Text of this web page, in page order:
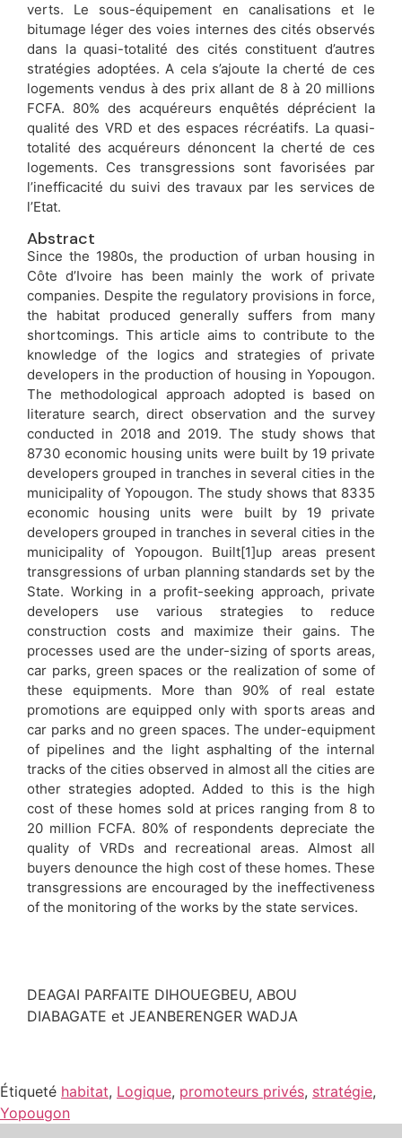
verts. Le sous-équipement en canalisations et le
bitumage léger des voies internes des cités observés
dans la quasi-totalité des cités constituent d’autres
stratégies adoptées. A cela s’ajoute la cherté de ces
logements vendus à des prix allant de 8 à 20 millions
FCFA. 80% des acquéreurs enquêtés déprécient la
qualité des VRD et des espaces récréatifs. La quasi-
totalité des acquéreurs dénoncent la cherté de ces
logements. Ces transgressions sont favorisées par
l’inefficacité du suivi des travaux par les services de
l’Etat.
Abstract
Since the 1980s, the production of urban housing in
Côte d’Ivoire has been mainly the work of private
companies. Despite the regulatory provisions in force,
the habitat produced generally suffers from many
shortcomings. This article aims to contribute to the
knowledge of the logics and strategies of private
developers in the production of housing in Yopougon.
The methodological approach adopted is based on
literature search, direct observation and the survey
conducted in 2018 and 2019. The study shows that
8730 economic housing units were built by 19 private
developers grouped in tranches in several cities in the
municipality of Yopougon. The study shows that 8335
economic housing units were built by 19 private
developers grouped in tranches in several cities in the
municipality of Yopougon. Built[1]up areas present
transgressions of urban planning standards set by the
State. Working in a profit-seeking approach, private
developers use various strategies to reduce
construction costs and maximize their gains. The
processes used are the under-sizing of sports areas,
car parks, green spaces or the realization of some of
these equipments. More than 90% of real estate
promotions are equipped only with sports areas and
car parks and no green spaces. The under-equipment
of pipelines and the light asphalting of the internal
tracks of the cities observed in almost all the cities are
other strategies adopted. Added to this is the high
cost of these homes sold at prices ranging from 8 to
20 million FCFA. 80% of respondents depreciate the
quality of VRDs and recreational areas. Almost all
buyers denounce the high cost of these homes. These
transgressions are encouraged by the ineffectiveness
of the monitoring of the works by the state services.
DEAGAI PARFAITE DIHOUEGBEU, ABOU
DIABAGATE et JEANBERENGER WADJA
Étiqueté habitat, Logique, promoteurs privés, stratégie,
Yopougon